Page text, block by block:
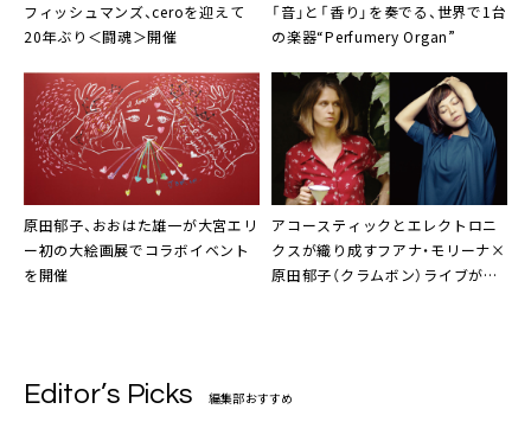
フィッシュマンズ、ceroを迎えて
20年ぶり＜闘魂＞開催
「音」と「香り」を奏でる、世界で1台
の楽器“Perfumery Organ”
原田郁子、 おおはた雄一が大宮エリ
ー初の大絵画展でコラボイベント
を開催
アコースティックとエレクトロニ
クスが織り成すフアナ・モリーナ×
原田郁子（クラムボン） ライブが決
Editor’s Picks 編集部おすすめ